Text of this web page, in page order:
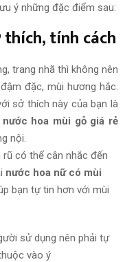
ý những đặc điểm sau:
tính cách
trang nhã thì không nên
đặc, mùi hương hắc.
sở thích này của bạn là
nước hoa mùi gỗ giá rẻ
nội.
rũ có thể cân nhắc đến
nước hoa nữ có mùi
bạn tự tin hơn với mùi
sử dụng nên phải tự
vào ý